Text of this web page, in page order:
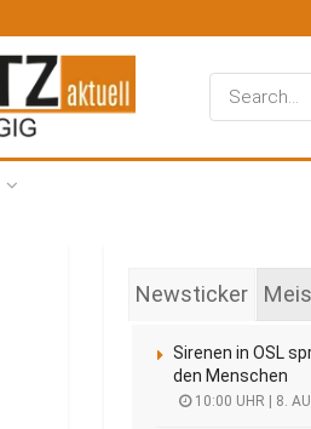
Newsticker
Sirenen in OSL
den Menschen
10:00 UHR | 8.